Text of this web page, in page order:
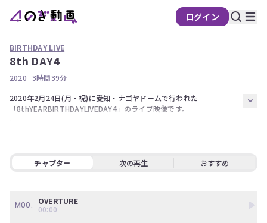
ログイン
の
動
BIRTHDAY LIVE
8th DAY4
2020 3時間39分
2020年2月24日(月・祝)に愛知・ナゴヤドームで行われた
「8thYEARBIRTHDAYLIVEDAY4」のライブ映像です。
久保史緒里、齋藤飛鳥、阪口珠美、佐藤楓、柴田柚菜、白石麻衣、新内
乃クリスティー、与田祐希、渡辺みり愛、和田まあや  黒見明香、佐藤
璃果、林瑠奈、松尾美佑、弓木奈於
チャプター 次の再生 おすすめ
M00.
OVERTURE
00:00